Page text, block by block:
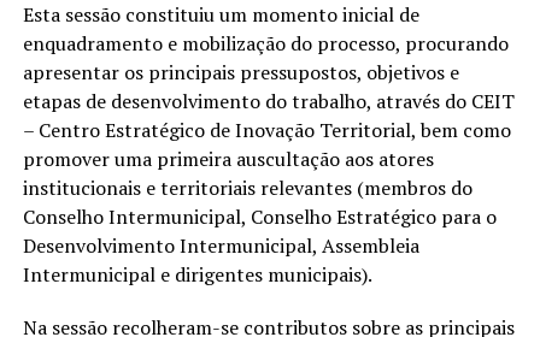
Esta sessão constituiu um momento inicial de
enquadramento e mobilização do processo, procurando
apresentar os principais pressupostos, objetivos e
etapas de desenvolvimento do trabalho, através do CEIT
– Centro Estratégico de Inovação Territorial, bem como
promover uma primeira auscultação aos atores
institucionais e territoriais relevantes (membros do
Conselho Intermunicipal, Conselho Estratégico para o
Desenvolvimento Intermunicipal, Assembleia
Intermunicipal e dirigentes municipais).
Na sessão recolheram-se contributos sobre as principais